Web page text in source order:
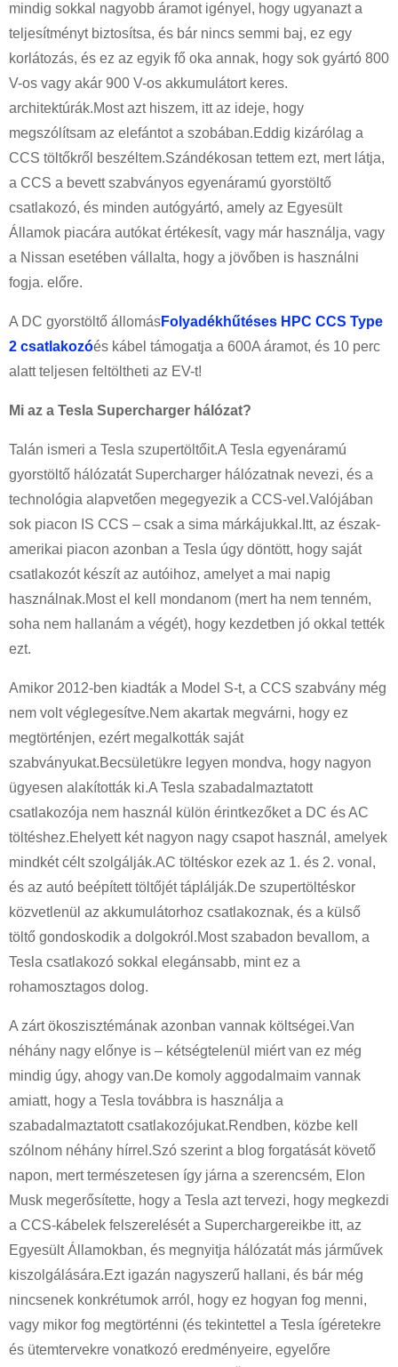
mindig sokkal nagyobb áramot igényel, hogy ugyanazt a
teljesítményt biztosítsa, és bár nincs semmi baj, ez egy
korlátozás, és ez az egyik fő oka annak, hogy sok gyártó 800
V-os vagy akár 900 V-os akkumulátort keres.
architektúrák.Most azt hiszem, itt az ideje, hogy
megszólítsam az elefántot a szobában.Eddig kizárólag a
CCS töltőkről beszéltem.Szándékosan tettem ezt, mert látja,
a CCS a bevett szabványos egyenáramú gyorstöltő
csatlakozó, és minden autógyártó, amely az Egyesült
Államok piacára autókat értékesít, vagy már használja, vagy
a Nissan esetében vállalta, hogy a jövőben is használni
fogja. előre.
A DC gyorstöltő állomásFolyadékhűtéses HPC CCS Type
2 csatlakozóés kábel támogatja a 600A áramot, és 10 perc
alatt teljesen feltöltheti az EV-t!
Mi az a Tesla Supercharger hálózat?
Talán ismeri a Tesla szupertöltőit.A Tesla egyenáramú
gyorstöltő hálózatát Supercharger hálózatnak nevezi, és a
technológia alapvetően megegyezik a CCS-vel.Valójában
sok piacon IS CCS – csak a sima márkájukkal.Itt, az észak-
amerikai piacon azonban a Tesla úgy döntött, hogy saját
csatlakozót készít az autóihoz, amelyet a mai napig
használnak.Most el kell mondanom (mert ha nem tenném,
soha nem hallanám a végét), hogy kezdetben jó okkal tették
ezt.
Amikor 2012-ben kiadták a Model S-t, a CCS szabvány még
nem volt véglegesítve.Nem akartak megvárni, hogy ez
megtörténjen, ezért megalkották saját
szabványukat.Becsületükre legyen mondva, hogy nagyon
ügyesen alakították ki.A Tesla szabadalmaztatott
csatlakozója nem használ külön érintkezőket a DC és AC
töltéshez.Ehelyett két nagyon nagy csapot használ, amelyek
mindkét célt szolgálják.AC töltéskor ezek az 1. és 2. vonal,
és az autó beépített töltőjét táplálják.De szupertöltéskor
közvetlenül az akkumulátorhoz csatlakoznak, és a külső
töltő gondoskodik a dolgokról.Most szabadon bevallom, a
Tesla csatlakozó sokkal elegánsabb, mint ez a
rohamosztagos dolog.
A zárt ökoszisztémának azonban vannak költségei.Van
néhány nagy előnye is – kétségtelenül miért van ez még
mindig úgy, ahogy van.De komoly aggodalmaim vannak
amiatt, hogy a Tesla továbbra is használja a
szabadalmaztatott csatlakozójukat.Rendben, közbe kell
szólnom néhány hírrel.Szó szerint a blog forgatását követő
napon, mert természetesen így járna a szerencsém, Elon
Musk megerősítette, hogy a Tesla azt tervezi, hogy megkezdi
a CCS-kábelek felszerelését a Superchargereikbe itt, az
Egyesült Államokban, és megnyitja hálózatát más járművek
kiszolgálására.Ezt igazán nagyszerű hallani, és bár még
nincsenek konkrétumok arról, hogy ez hogyan fog menni,
vagy mikor fog megtörténni (és tekintettel a Tesla ígéretekre
és ütemtervekre vonatkozó eredményeire, egyelőre